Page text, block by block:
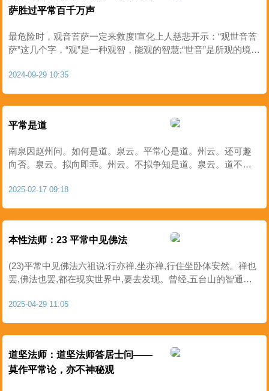
萨胜过平常百千万声
最危险时，观音菩萨一定来救度!宣化上人慈悲开示：“观世音菩
萨”这几个字，“观”是一种观智，能观的智慧;“世音”是所观的境
的境界、所有一切的音声。这音声，有苦声、乐声，有..
2024-09-29 10:35
平常是道
南泉因赵州问。如何是道。泉云。平常心是道。州云。还可趣
向否。泉云。拟向即乖。州云。不拟争知是道。泉云。道不属
如太虚廓然洞豁。岂可强是非也。州于言下顿悟。无门曰。南
2025-02-17 09:18
本性法师：23 平常中见佛法
(23)平常中见佛法六祖说:行亦禅,坐亦禅,行住坐卧体安然。禅也
罢,佛法也罢,都在现实世界中,要去发现。曾经,五台山的智通师,
作的。废话,师姑不是女人,难道是男人吗?但是,这是废..
2025-04-29 11:05
道坚法师：道坚法师答居士问——
莫作平常论，亦不神秘观